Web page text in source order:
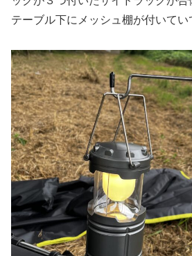
テーブル下にメッシュ棚が付いてい